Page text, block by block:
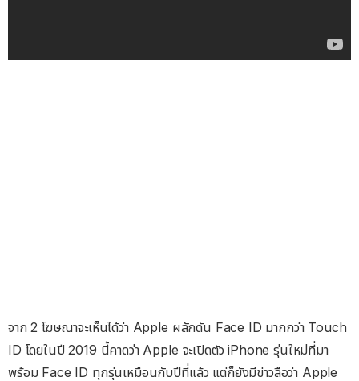
จาก 2 โฆษณาจะเห็นได้ว่า Apple ผลักดัน Face ID มากกว่า Touch
ID โดยในปี 2019 นี้คาดว่า Apple จะเปิดตัว iPhone รุ่นใหม่ที่มา
พร้อม Face ID ทุกรุ่นเหมือนกับปีที่แล้ว แต่ก็ยังมีข่าวลือว่า Apple